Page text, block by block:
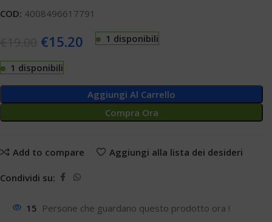
COD: 4008496617791
€15.20 1 disponibili
1 disponibili
Aggiungi Al Carrello
Compra Ora
Add to compare Aggiungi alla lista dei desideri
Condividi su:
15 Persone che guardano questo prodotto ora !